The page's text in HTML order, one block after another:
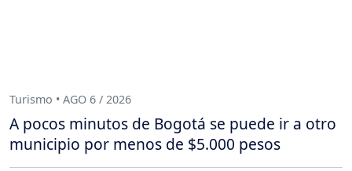
Turismo • AGO 6 / 2026
A pocos minutos de Bogotá se puede ir a otro
municipio por menos de $5.000 pesos